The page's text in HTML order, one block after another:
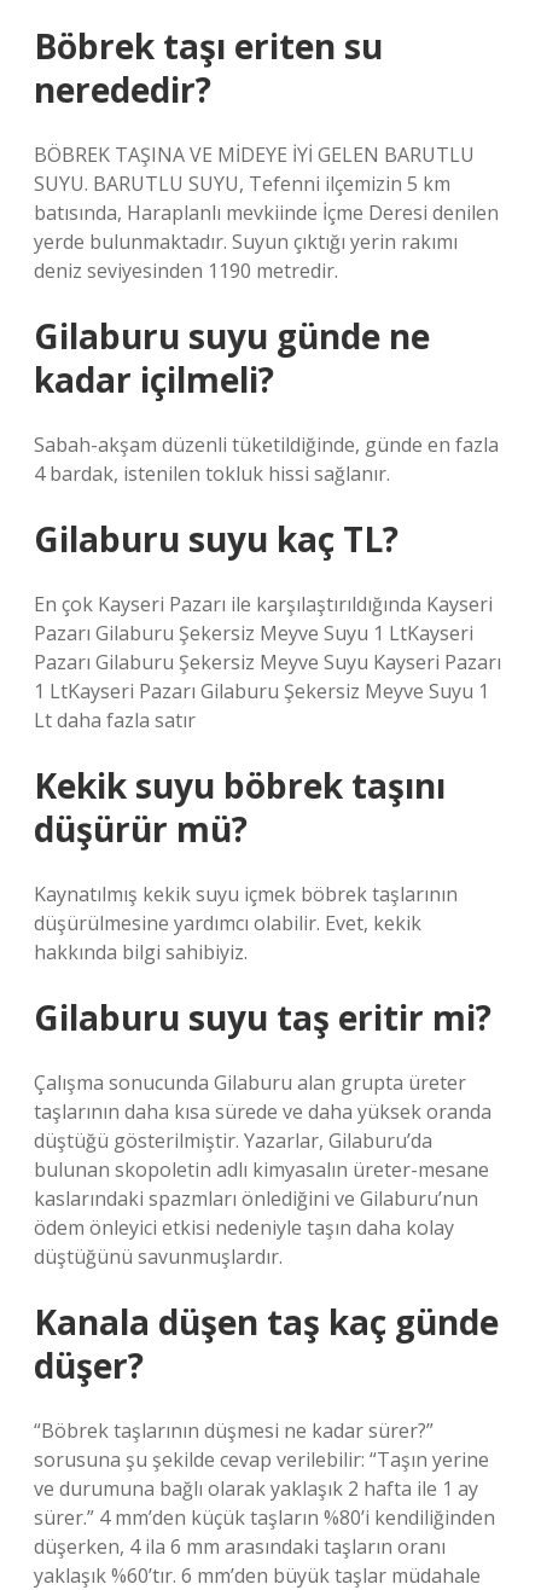
Böbrek taşı eriten su
nerededir?
BÖBREK TAŞINA VE MİDEYE İYİ GELEN BARUTLU
SUYU. BARUTLU SUYU, Tefenni ilçemizin 5 km
batısında, Haraplanlı mevkiinde İçme Deresi denilen
yerde bulunmaktadır. Suyun çıktığı yerin rakımı
deniz seviyesinden 1190 metredir.
Gilaburu suyu günde ne
kadar içilmeli?
Sabah-akşam düzenli tüketildiğinde, günde en fazla
4 bardak, istenilen tokluk hissi sağlanır.
Gilaburu suyu kaç TL?
En çok Kayseri Pazarı ile karşılaştırıldığında Kayseri
Pazarı Gilaburu Şekersiz Meyve Suyu 1 LtKayseri
Pazarı Gilaburu Şekersiz Meyve Suyu Kayseri Pazarı
1 LtKayseri Pazarı Gilaburu Şekersiz Meyve Suyu 1
Lt daha fazla satır
Kekik suyu böbrek taşını
düşürür mü?
Kaynatılmış kekik suyu içmek böbrek taşlarının
düşürülmesine yardımcı olabilir. Evet, kekik
hakkında bilgi sahibiyiz.
Gilaburu suyu taş eritir mi?
Çalışma sonucunda Gilaburu alan grupta üreter
taşlarının daha kısa sürede ve daha yüksek oranda
düştüğü gösterilmiştir. Yazarlar, Gilaburu’da
bulunan skopoletin adlı kimyasalın üreter-mesane
kaslarındaki spazmları önlediğini ve Gilaburu’nun
ödem önleyici etkisi nedeniyle taşın daha kolay
düştüğünü savunmuşlardır.
Kanala düşen taş kaç günde
düşer?
“Böbrek taşlarının düşmesi ne kadar sürer?”
sorusuna şu şekilde cevap verilebilir: “Taşın yerine
ve durumuna bağlı olarak yaklaşık 2 hafta ile 1 ay
sürer.” 4 mm’den küçük taşların %80’i kendiliğinden
düşerken, 4 ila 6 mm arasındaki taşların oranı
yaklaşık %60’tır. 6 mm’den büyük taşlar müdahale